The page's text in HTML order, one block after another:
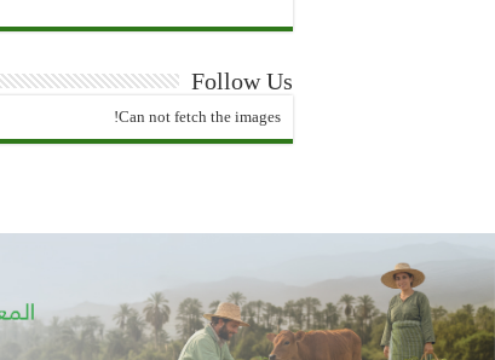
Follow Us
Can not fetch the images!